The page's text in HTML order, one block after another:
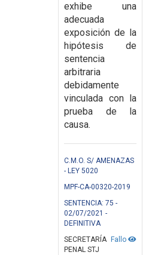
exhibe una
adecuada
exposición de la
hipótesis de
sentencia
arbitraria
debidamente
vinculada con la
prueba de la
causa.
C.M.O. S/ AMENAZAS
- LEY 5020
MPF-CA-00320-2019
SENTENCIA: 75 -
02/07/2021 -
DEFINITIVA
Fallo
SECRETARÍA
PENAL STJ